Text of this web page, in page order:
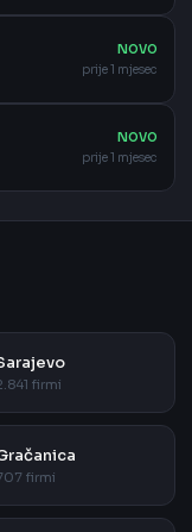
NOVO
prije 1 mjesec
NOVO
prije 1 mjesec
firmi
firmi